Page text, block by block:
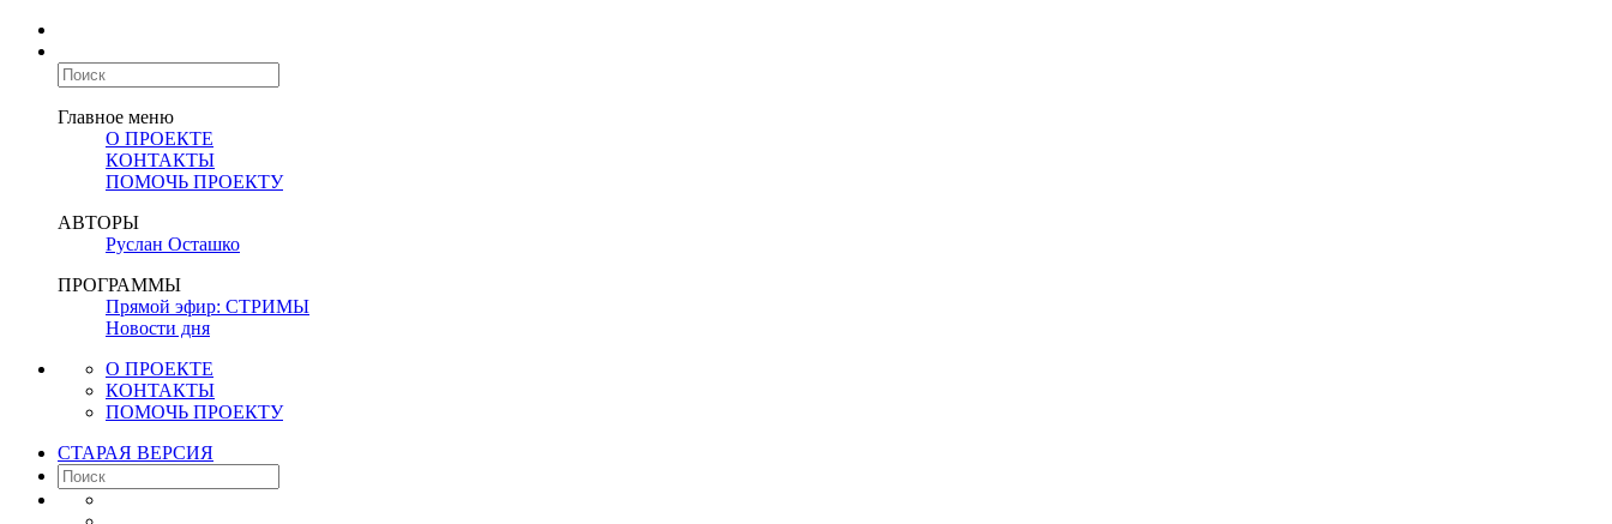
Главное меню
О ПРОЕКТЕ
КОНТАКТЫ
ПОМОЧЬ ПРОЕКТУ
АВТОРЫ
Руслан Осташко
ПРОГРАММЫ
Прямой эфир: СТРИМЫ
Новости дня
О ПРОЕКТЕ
КОНТАКТЫ
ПОМОЧЬ ПРОЕКТУ
СТАРАЯ ВЕРСИЯ